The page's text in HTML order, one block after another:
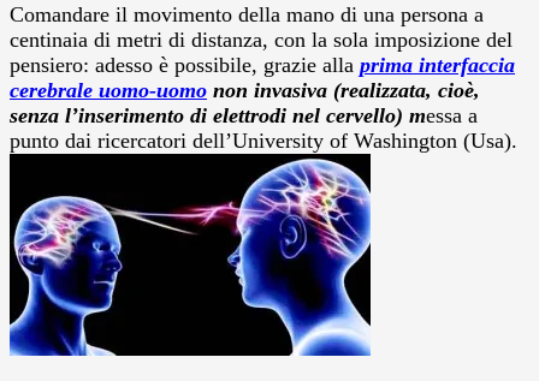
Comandare il movimento della mano di una persona a
centinaia di metri di distanza, con la sola imposizione del
pensiero: adesso è possibile, grazie alla prima interfaccia
cerebrale uomo-uomo non invasiva (realizzata, cioè,
senza l’inserimento di elettrodi nel cervello) messa a
punto dai ricercatori dell’University of Washington (Usa).